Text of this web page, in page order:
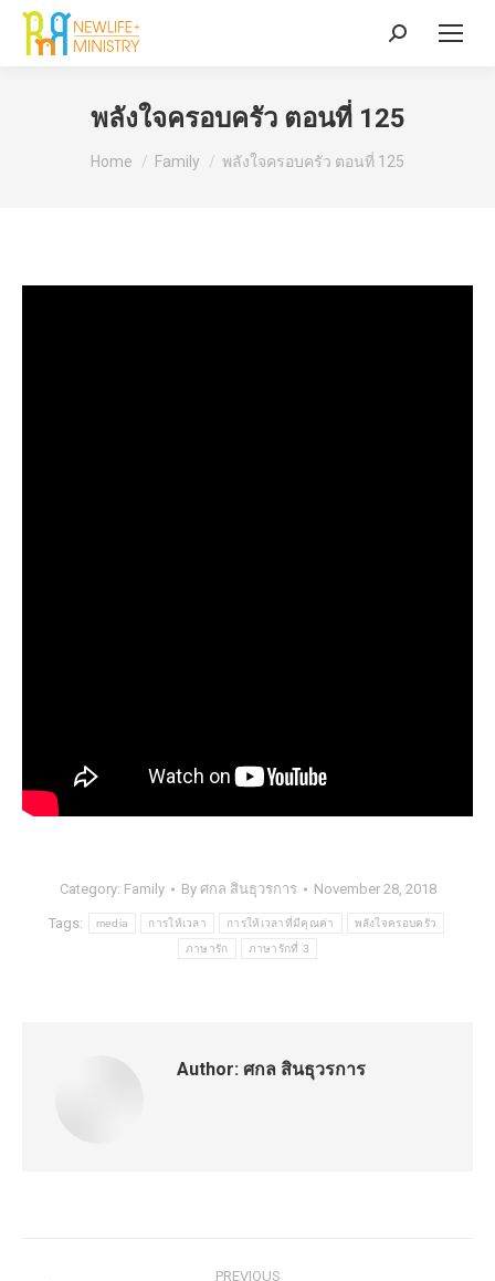
Search:
พลังใจครอบครัว ตอนที่ 125
You are here:
Home Family พลังใจครอบครัว ตอนที่ 125
Category: Family By ศกล สินธุวรการ November 28, 2018
Tags: media การให้เวลา การให้เวลาที่มีคุณค่า พลังใจครอบครัว
ภาษารัก ภาษารักที่ 3
Author: ศกล สินธุวรการ
PREVIOUS